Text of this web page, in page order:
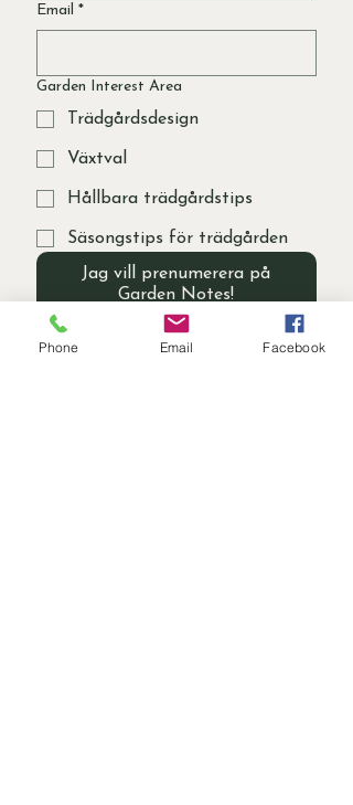
Email *
Garden Interest Area
Trädgårdsdesign
Växtval
Hållbara trädgårdstips
Säsongstips för trädgården
Jag vill prenumerera på
Garden Notes!
Phone Email Facebook